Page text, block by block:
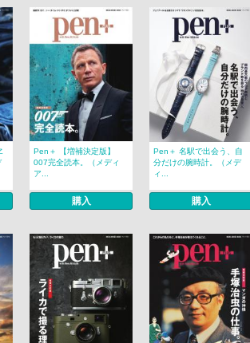
Pen＋ 【増補決定版】
007完全読本。（メディ
ア...
購入
Pen＋ 名駅で出会う、自
分だけの腕時計。（メデ
ィ...
購入